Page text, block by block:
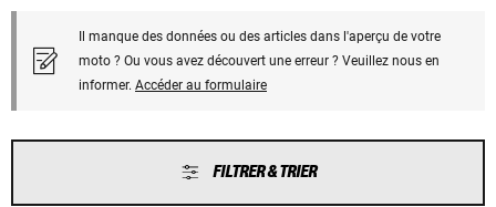
Il manque des données ou des articles dans l'aperçu de votre
moto ? Ou vous avez découvert une erreur ? Veuillez nous en
informer. Accéder au formulaire
FILTRER & TRIER